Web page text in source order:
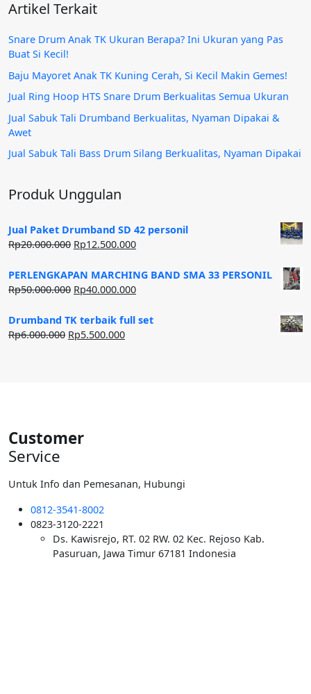
Artikel Terkait
Snare Drum Anak TK Ukuran Berapa? Ini Ukuran yang Pas
Buat Si Kecil!
Baju Mayoret Anak TK Kuning Cerah, Si Kecil Makin Gemes!
Jual Ring Hoop HTS Snare Drum Berkualitas Semua Ukuran
Jual Sabuk Tali Drumband Berkualitas, Nyaman Dipakai &
Awet
Jual Sabuk Tali Bass Drum Silang Berkualitas, Nyaman Dipakai
Produk Unggulan
Jual Paket Drumband SD 42 personil
Rp20.000.000 Harga
adalah:
Rp20.000.000.
Rp12.500.000Harga
ini
adalah:
PERLENGKAPAN MARCHING BAND SMA 33 PERSONIL
Rp50.000.000 Harga
adalah:
Rp50.000.000.
Rp40.000.000Harga
ini
Drumband TK terbaik full set
Rp6.000.000 Harga
Rp5.500.000Harga
Customer
Service
Untuk Info dan Pemesanan, Hubungi
0812-3541-8002
0823-3120-2221
Ds. Kawisrejo, RT. 02 RW. 02 Kec. Rejoso Kab.
Pasuruan, Jawa Timur 67181 Indonesia